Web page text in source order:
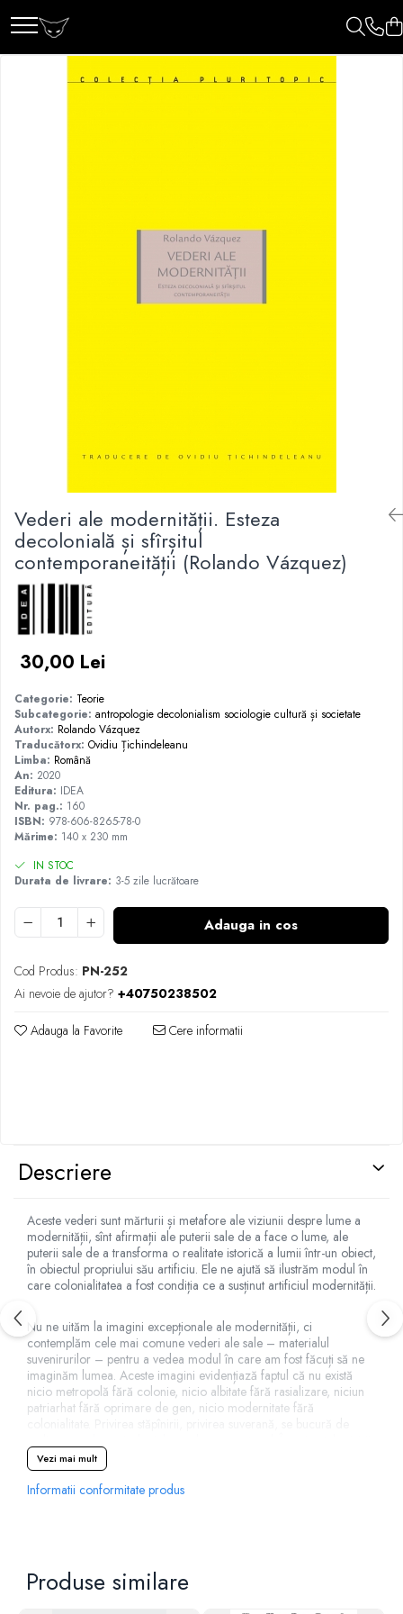
Vederi ale modernității. Esteza
decolonială și sfîrșitul
contemporaneității (Rolando Vázquez)
30,00 Lei
Categorie: Teorie
Subcategorie: antropologie decolonialism sociologie cultură și societate
Autorx: Rolando Vázquez
Traducătorx: Ovidiu Țichindeleanu
Limba: Română
An: 2020
Editura: IDEA
Nr. pag.: 160
ISBN: 978-606-8265-78-0
Mărime: 140 x 230 mm
IN STOC
Durata de livrare: 3-5 zile lucrătoare
Adauga in cos
Cod Produs: PN-252
Ai nevoie de ajutor? +40750238502
Adauga la Favorite Cere informatii
Descriere
Aceste vederi sunt mărturii și metafore ale viziunii despre lume a
modernității, sînt afirmații ale puterii sale de a face o lume, ale
puterii sale de a transforma o realitate istorică a lumii într-un obiect,
în obiectul propriului său artificiu. Ele ne ajută să ilustrăm modul în
care colonialitatea a fost condiția ce a susținut artificiul modernității.
Nu ne uităm la imagini excepționale ale modernității, ci
contemplăm cele mai comune vederi ale sale – materialul
suvenirurilor – pentru a vedea modul în care am fost făcuți să ne
imaginăm lumea. Aceste imagini evidențiază faptul că nu există
nicio metropolă fără colonie, nicio albitate fără rasializare, niciun
patriarhat fără oprimare de gen, nicio modernitate fără
devine întruparea diferenței coloniale ca estetică. Estetica
desemnează controlul modernității asupra reprezentării și asupra
cîmpului experienței în care poate fi percepută realitatea istorică a
împlinite, peisajele binecunoscute ale reprezentării lumii, ci
coregrafia ce animă sinele modern.
Vezi mai mult
Informatii conformitate produs
Produse similare